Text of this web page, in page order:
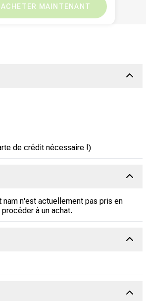
XOF
472.33
ACHETER MAINTENANT
de crédit nécessaire !)
n'est actuellement pas pris en
à un achat.